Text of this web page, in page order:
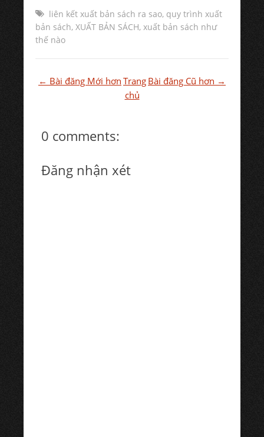
liên kết xuất bản sách ra sao, quy trình xuất
bản sách, XUẤT BẢN SÁCH, xuất bản sách như
thế nào
← Bài đăng Mới hơn Bài đăng Cũ hơn →
Trang
chủ
0 comments:
Đăng nhận xét